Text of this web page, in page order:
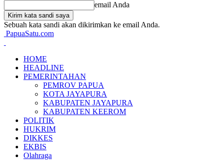
email Anda
Sebuah kata sandi akan dikirimkan ke email Anda.
PapuaSatu.com
HOME
HEADLINE
PEMERINTAHAN
PEMROV PAPUA
KOTA JAYAPURA
KABUPATEN JAYAPURA
KABUPATEN KEEROM
POLITIK
HUKRIM
DIKKES
EKBIS
Olahraga